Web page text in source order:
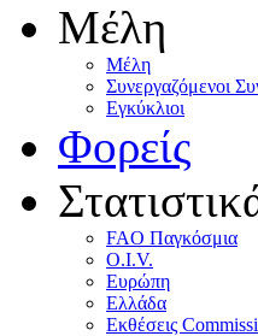
Μέλη
Mέλη
Συνεργαζόμενοι
Εγκύκλιοι
Φορείς
FAO Παγκόσμια
O.I.V.
Ευρώπη
Ελλάδα
Eκθέσεις